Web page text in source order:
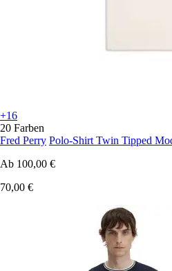
+16
20 Farben
Fred Perry Polo-Shirt Twin Tipped
Ab 100,00 €
70,00 €